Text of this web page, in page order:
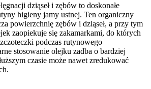
dziąseł i zębów to doskonałe
higieny jamy ustnej. Ten organiczny
powierzchnię zębów i dziąseł, a przy tym
zaopiekuje się zakamarkami, do których
podczas rutynowego
stosowanie olejku zadba o bardziej
czasie może nawet zredukować